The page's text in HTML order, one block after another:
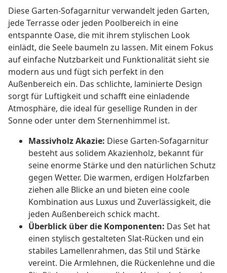
Diese Garten-Sofagarnitur verwandelt jeden Garten,
jede Terrasse oder jeden Poolbereich in eine
entspannte Oase, die mit ihrem stylischen Look
einlädt, die Seele baumeln zu lassen. Mit einem Fokus
auf einfache Nutzbarkeit und Funktionalität sieht sie
modern aus und fügt sich perfekt in den
Außenbereich ein. Das schlichte, laminierte Design
sorgt für Luftigkeit und schafft eine einladende
Atmosphäre, die ideal für gesellige Runden in der
Sonne oder unter dem Sternenhimmel ist.
Massivholz Akazie: Diese Garten-Sofagarnitur
besteht aus solidem Akazienholz, bekannt für
seine enorme Stärke und den natürlichen Schutz
gegen Wetter. Die warmen, erdigen Holzfarben
ziehen alle Blicke an und bieten eine coole
Kombination aus Luxus und Zuverlässigkeit, die
jeden Außenbereich schick macht.
Überblick über die Komponenten: Das Set hat
einen stylisch gestalteten Slat-Rücken und ein
stabiles Lamellenrahmen, das Stil und Stärke
vereint. Die Armlehnen, die Rückenlehne und die